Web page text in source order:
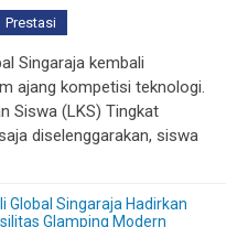
Prestasi
Singaraja kembali
ajang kompetisi teknologi.
Siswa (LKS) Tingkat
diselenggarakan, siswa